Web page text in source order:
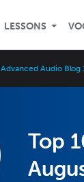
LESSONS
Advanced Audio Blog
Top